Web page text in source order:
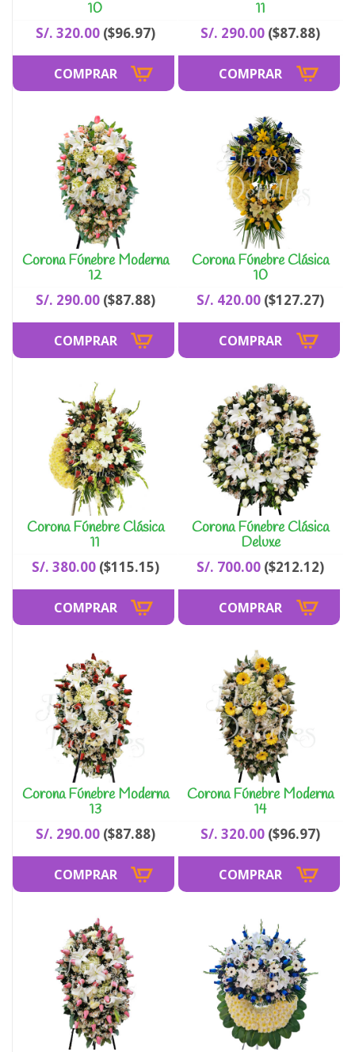
10
S/. 320.00($96.97)
11
S/. 290.00 ($87.88)
Corona Fúnebre Moderna
12
S/. 290.00($87.88)
Corona Fúnebre Clásica
10
S/. 420.00 ($127.27)
Corona Fúnebre Clásica
11
S/. 380.00($115.15)
Corona Fúnebre Clásica
Deluxe
S/. 700.00 ($212.12)
Corona Fúnebre Moderna
13
S/. 290.00($87.88)
Corona Fúnebre Moderna
14
S/. 320.00 ($96.97)